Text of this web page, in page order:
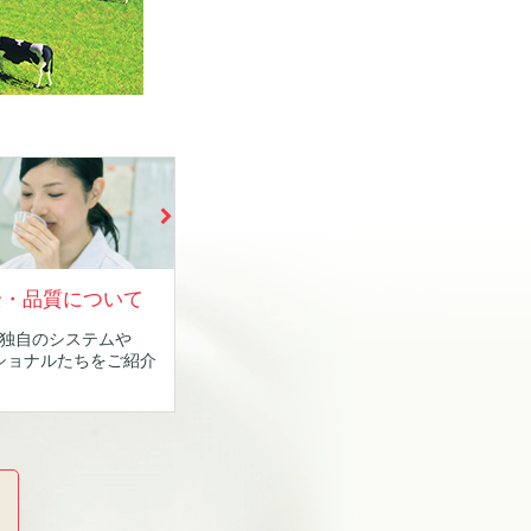
品質について
自のシステムや
ョナルたちをご紹介